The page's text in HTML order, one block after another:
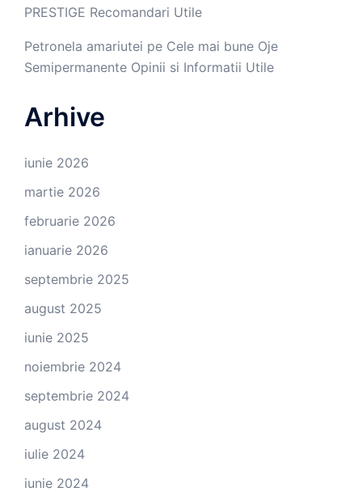
PRESTIGE Recomandari Utile
Petronela amariutei pe Cele mai bune Oje
Semipermanente Opinii si Informatii Utile
Arhive
iunie 2026
martie 2026
februarie 2026
ianuarie 2026
septembrie 2025
august 2025
iunie 2025
noiembrie 2024
septembrie 2024
august 2024
iulie 2024
iunie 2024